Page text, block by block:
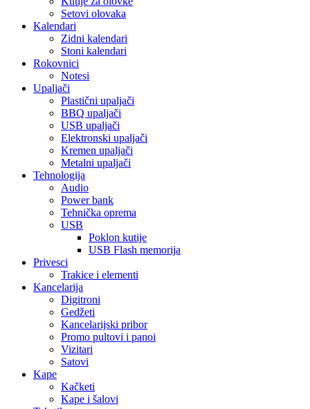
Setovi olovaka
Kalendari
Zidni kalendari
Stoni kalendari
Rokovnici
Notesi
Upaljači
Plastični upaljači
BBQ upaljači
USB upaljači
Elektronski upaljači
Kremen upaljači
Metalni upaljači
Tehnologija
Audio
Power bank
Tehnička oprema
USB
Poklon kutije
USB Flash memorija
Privesci
Trakice i elementi
Kancelarija
Digitroni
Gedžeti
Kancelarijski pribor
Promo pultovi i panoi
Vizitari
Satovi
Kape
Kačketi
Kape i šalovi